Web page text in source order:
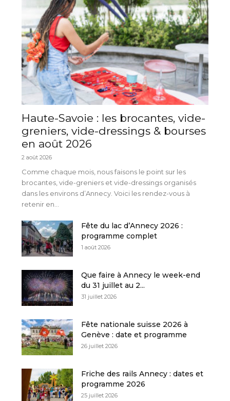
Haute-Savoie : les brocantes, vide-
greniers, vide-dressings & bourses
en août 2026
2 août 2026
Comme chaque mois, nous faisons le point sur les
brocantes, vide-greniers et vide-dressings organisés
dans les environs d’Annecy. Voici les rendez-vous à
retenir en...
Fête du lac d’Annecy 2026 :
programme complet
1 août 2026
Que faire à Annecy le week-end
du 31 juillet au 2...
31 juillet 2026
Fête nationale suisse 2026 à
Genève : date et programme
26 juillet 2026
Friche des rails Annecy : dates et
programme 2026
25 juillet 2026